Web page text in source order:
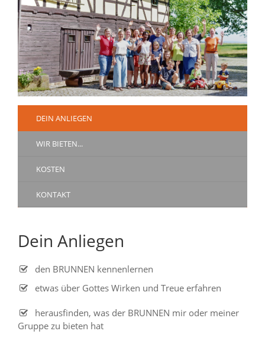
DEIN ANLIEGEN
WIR BIETEN...
KOSTEN
KONTAKT
Dein Anliegen
den BRUNNEN kennenlernen
etwas über Gottes Wirken und Treue erfahren
herausfinden, was der BRUNNEN mir oder meiner
Gruppe zu bieten hat